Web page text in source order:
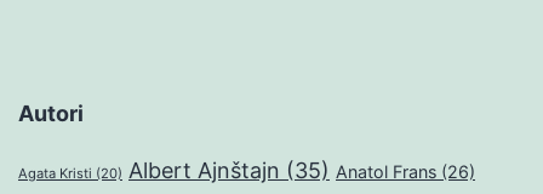
Autori
Agata Kristi (20) Albert Ajnštajn (35) Anatol Frans (26)